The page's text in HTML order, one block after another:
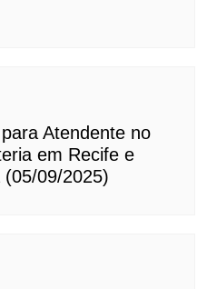
Atendente no
em Recife e
09/2025)